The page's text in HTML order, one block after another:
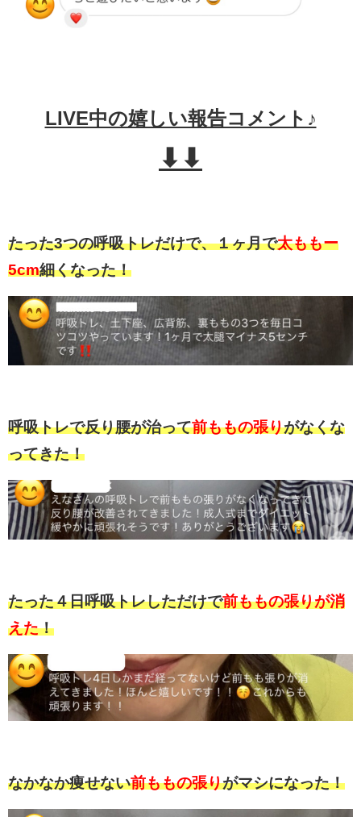
LIVE中の嬉しい報告コメント♪
⬇︎⬇︎
たった3つの呼吸トレだけで、１ヶ月で太ももー
5cm細くなった！
呼吸トレで反り腰が治って前ももの張りがなくな
ってきた！
たった４日呼吸トレしただけで前ももの張りが消
えた！
なかなか痩せない前ももの張りがマシになった！